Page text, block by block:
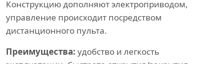
Конструкцию дополняют электроприводом,
управление происходит посредством
дистанционного пульта.
Преимущества: удобство и легкость